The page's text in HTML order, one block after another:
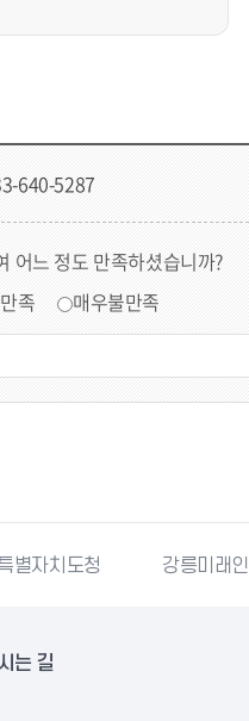
640-5287
어느 정도 만족하셨습니까?
족 매우불만족
별자치도청 강릉미래
는 길